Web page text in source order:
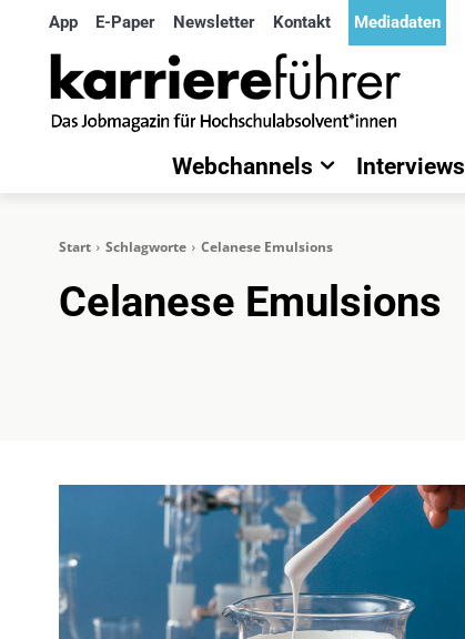
App E-Paper Newsletter Kontakt Mediadaten
Webchannels Interviews
Start Schlagworte Celanese Emulsions
Celanese Emulsions